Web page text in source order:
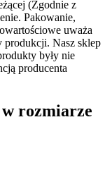
(Zgodnie z
Pakowanie,
uważa
produkcji. Nasz sklep
były nie
producenta
w rozmiarze